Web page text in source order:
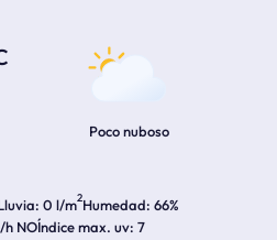
Poco nuboso
0 l/m2Humedad 66%
h NOÍndice max. uv 7